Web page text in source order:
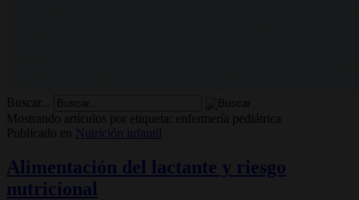
Buscar...
Mostrando artículos por etiqueta: enfermería pediátrica
Publicado en
Nutrición infantil
Alimentación del lactante y riesgo
nutricional